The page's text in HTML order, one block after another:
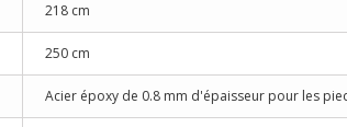
218 cm
250 cm
Acier époxy de 0.8 mm d'épaisseur pour les